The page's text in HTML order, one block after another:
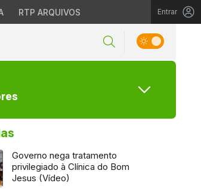
RTP ARQUIVOS Entrar
Governo nega tratamento
privilegiado à Clínica do Bom
Jesus (Vídeo)